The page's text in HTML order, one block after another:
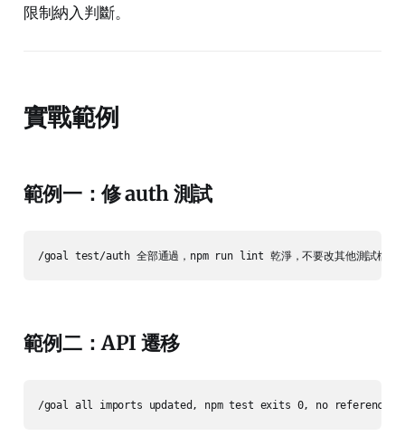
限制納入判斷。
實戰範例
範例一：修 auth 測試
範例二：API 遷移